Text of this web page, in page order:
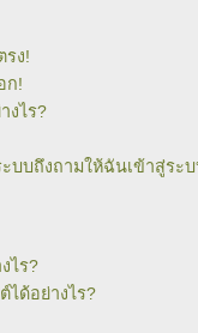
รง!
ก!
งไร?
บบถึงถามให้ฉันเข้าสู่ระ
ไร?
ได้อย่างไร?